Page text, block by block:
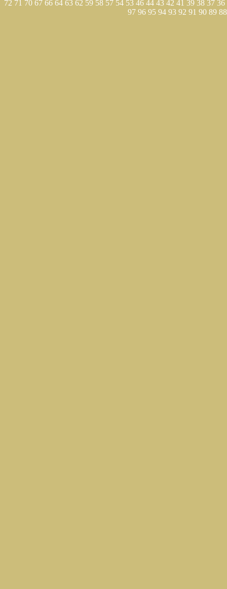
36
37
38
39
41
42
43
44
46
53
54
57
58
59
62
63
64
66
67
70
71
72
88
89
90
91
92
93
94
95
96
97